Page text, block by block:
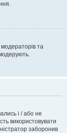
модераторів та
і / або не
використовувати
заборонив